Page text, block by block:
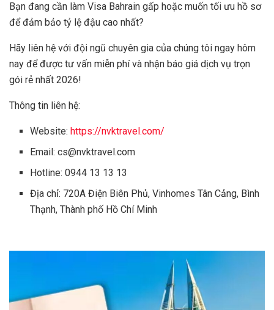
Bạn đang cần làm Visa Bahrain gấp hoặc muốn tối ưu hồ sơ
để đảm bảo tỷ lệ đậu cao nhất?
Hãy liên hệ với đội ngũ chuyên gia của chúng tôi ngay hôm
nay để được tư vấn miễn phí và nhận báo giá dịch vụ trọn
gói rẻ nhất 2026!
Thông tin liên hệ:
Website: https://nvktravel.com/
Email:cs@nvktravel.com
Hotline: 0944 13 13 13
Địa chỉ: 720A Điện Biên Phủ, Vinhomes Tân Cảng, Bình
Thạnh, Thành phố Hồ Chí Minh